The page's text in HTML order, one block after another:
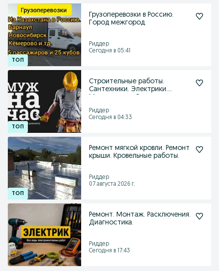
Грузоперевозки в Россию.
Город межгород.
Риддер
Сегодня в 05:41
Строительные работы.
Сантехники. Электрики.
Риддер
Сегодня в 04:33
Ремонт мягкой кровли. Ремонт
крыши. Кровельные работы.
Риддер
07 августа 2026 г.
Ремонт. Монтаж. Расключения.
Диагностика.
Риддер
Сегодня в 17:43